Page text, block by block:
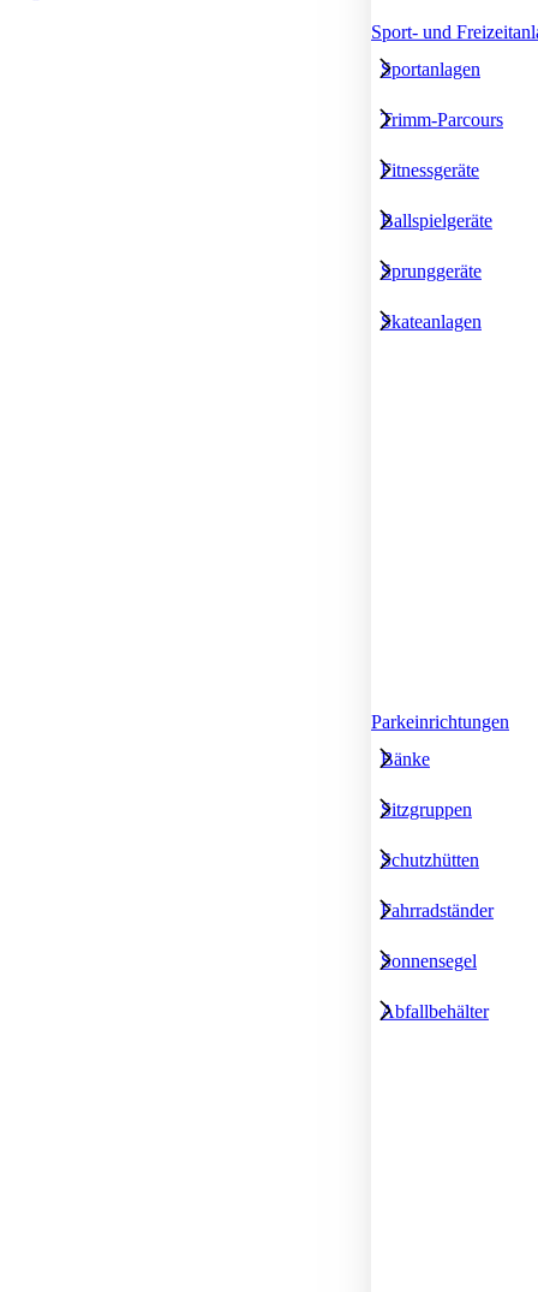
Sport- und
Sportanlagen
Trimm-Parcours
Fitnessgeräte
Ballspielgeräte
Sprunggeräte
Skateanlagen
Parkeinrichtungen
Bänke
Sitzgruppen
Schutzhütten
Fahrradständer
Sonnensegel
Abfallbehälter